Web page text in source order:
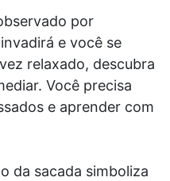
por
e você se
relaxado, descubra
Você precisa
e aprender com
da sacada simboliza